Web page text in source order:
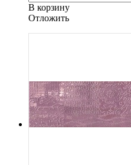
В корзину
Oтложить